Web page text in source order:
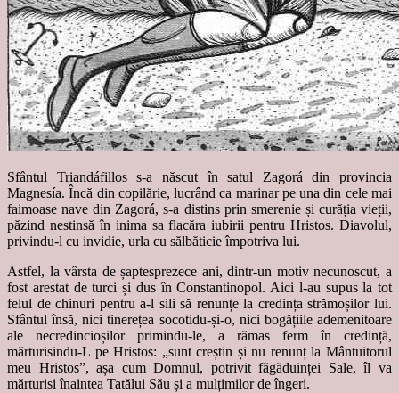
Sfântul Triandáfillos s-a născut în satul Zagorá din provincia
Magnesía. Încă din copilărie, lucrând ca marinar pe una din cele mai
faimoase nave din Zagorá, s-a distins prin smerenie și curăția vieții,
păzind nestinsă în inima sa flacăra iubirii pentru Hristos. Diavolul,
privindu-l cu invidie, urla cu sălbăticie împotriva lui.
Astfel, la vârsta de șaptesprezece ani, dintr-un motiv necunoscut, a
fost arestat de turci și dus în Constantinopol. Aici l-au supus la tot
felul de chinuri pentru a-l sili să renunțe la credința strămoșilor lui.
Sfântul însă, nici tinerețea socotidu-și-o, nici bogățiile ademenitoare
ale necredincioșilor primindu-le, a rămas ferm în credință,
mărturisindu-L pe Hristos: „sunt creștin și nu renunț la Mântuitorul
meu Hristos”, așa cum Domnul, potrivit făgăduinței Sale, îl va
mărturisi înaintea Tatălui Său și a mulțimilor de îngeri.